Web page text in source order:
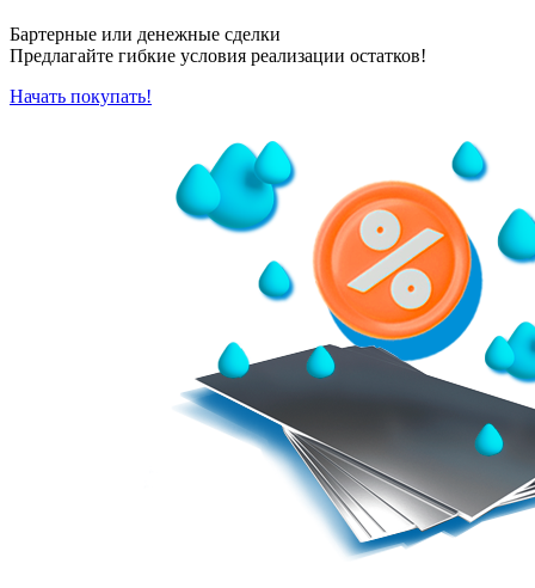
Бартерные или денежные сделки
Предлагайте гибкие условия реализации остатков!
Начать покупать!